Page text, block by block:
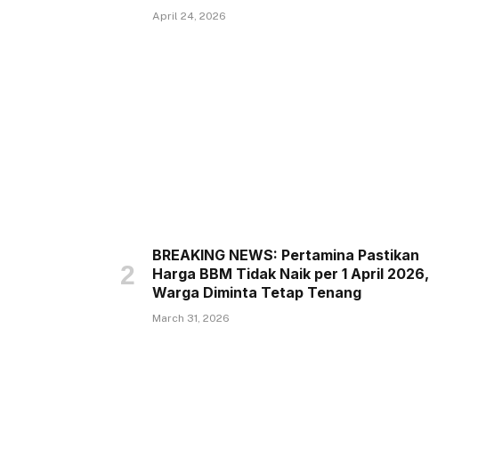
April 24, 2026
BREAKING NEWS: Pertamina Pastikan
Harga BBM Tidak Naik per 1 April 2026,
Warga Diminta Tetap Tenang
March 31, 2026